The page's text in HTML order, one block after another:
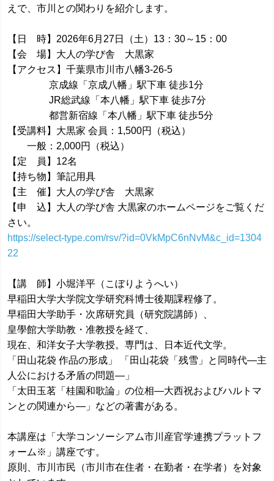
えで、市川との関わりを紹介します。
【日 時】2026年6月27日（土）13：30～15：00
【会 場】大人の学び舎 大黒家
【アクセス】千葉県市川市八幡3-26-5
京成線「京成八幡」駅下車 徒歩1分
JR総武線「本八幡」駅下車 徒歩7分
都営新宿線「本八幡」駅下車 徒歩5分
【受講料】大黒家 会員：1,500円（税込）
一般：2,000円（税込）
【定 員】12名
【持ち物】筆記用具
【主 催】大人の学び舎 大黒家
【申 込】大人の学び舎 大黒家のホームページをご覧くだ
さい。
https://select-type.com/rsv/?id=0VkMpC6nNvM&c_id=1304
22
【講 師】小堀洋平（こぼりようへい）
早稲田大学大学院文学研究科博士後期課程修了。
早稲田大学助手・次席研究員（研究院講師）、
皇學館大学助教・准教授を経て、
現在、和洋女子大学教授。専門は、日本近代文学。
「田山花袋 作品の形成」 「田山花袋「残雪」と同時代―主
人公における矛盾の問題―」
「太田玉茗「桂園和歌論」の位相―大西祝およびハルトマ
ンとの関連から―」などの著書がある。
本講座は「大学コンソーシアム市川産官学連携プラットフ
ォーム※」講座です。
原則、市川市民（市川市在住者・在勤者・在学者）を対象